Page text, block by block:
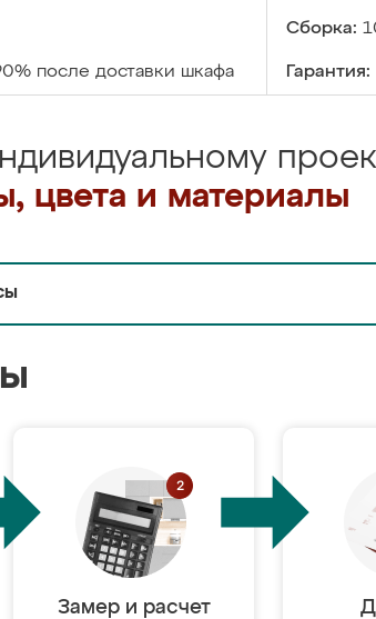
Сборка:
после доставки шкафа Гарантия:
цвета и материалы
Замер и расчет